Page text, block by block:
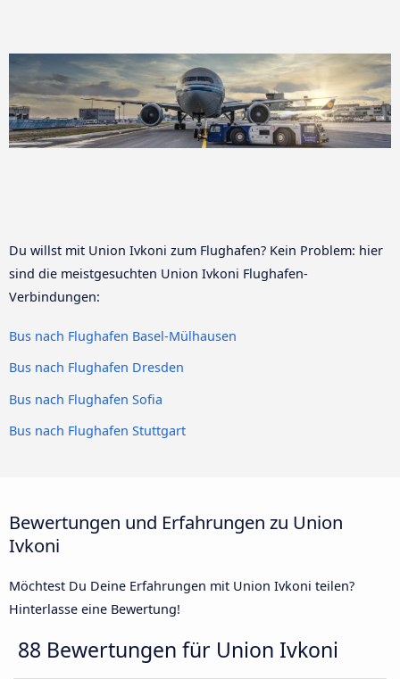
Du willst mit Union Ivkoni zum Flughafen? Kein Problem: hier
sind die meistgesuchten Union Ivkoni Flughafen-
Verbindungen:
Bus nach Flughafen Basel-Mülhausen
Bus nach Flughafen Dresden
Bus nach Flughafen Sofia
Bus nach Flughafen Stuttgart
Bewertungen und Erfahrungen zu Union
Ivkoni
Möchtest Du Deine Erfahrungen mit Union Ivkoni teilen?
Hinterlasse eine Bewertung!
88 Bewertungen für Union Ivkoni